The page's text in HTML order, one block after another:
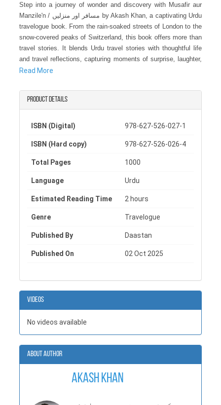
Step into a journey of wonder and discovery with Musafir aur
Manzile'n / مسافر اور منزلیں by Akash Khan, a captivating Urdu
travelogue book. From the rain-soaked streets of London to the
snow-covered peaks of Switzerland, this book offers more than
travel stories. It blends Urdu travel stories with thoughtful life
and travel reflections, capturing moments of surprise, laughter,
and quiet observation along every path.
Meet the amusing quirks of relatives, the small mistakes of an
engineer exploring new lands, and the search for the finest local
are described with care, inviting readers to pause, reflect, and
experience life through another perspective, Musafir aur
Manzile'n is a thoughtful Urdu travelogue book that celebrates
page.
Read More
Product details
ISBN (Digital) 978-627-526-027-1
ISBN (Hard copy) 978-627-526-026-4
Total Pages 1000
Language Urdu
Estimated Reading Time 2 hours
Genre Travelogue
Published By Daastan
Published On 02 Oct 2025
Videos
No videos available
About Author
Akash Khan